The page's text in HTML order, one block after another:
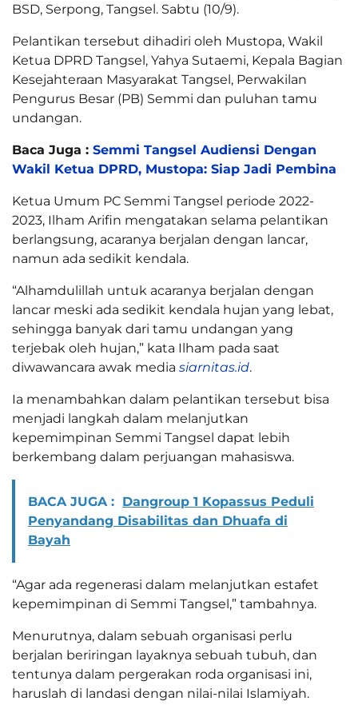
BSD, Serpong, Tangsel. Sabtu (10/9).
Pelantikan tersebut dihadiri oleh Mustopa, Wakil
Ketua DPRD Tangsel, Yahya Sutaemi, Kepala Bagian
Kesejahteraan Masyarakat Tangsel, Perwakilan
Pengurus Besar (PB) Semmi dan puluhan tamu
undangan.
Baca Juga : Semmi Tangsel Audiensi Dengan
Wakil Ketua DPRD, Mustopa: Siap Jadi Pembina
Ketua Umum PC Semmi Tangsel periode 2022-
2023, Ilham Arifin mengatakan selama pelantikan
berlangsung, acaranya berjalan dengan lancar,
namun ada sedikit kendala.
“Alhamdulillah untuk acaranya berjalan dengan
lancar meski ada sedikit kendala hujan yang lebat,
sehingga banyak dari tamu undangan yang
terjebak oleh hujan,” kata Ilham pada saat
diwawancara awak media siarnitas.id.
Ia menambahkan dalam pelantikan tersebut bisa
menjadi langkah dalam melanjutkan
kepemimpinan Semmi Tangsel dapat lebih
berkembang dalam perjuangan mahasiswa.
BACA JUGA : Dangroup 1 Kopassus Peduli
Penyandang Disabilitas dan Dhuafa di
Bayah
“Agar ada regenerasi dalam melanjutkan estafet
kepemimpinan di Semmi Tangsel,” tambahnya.
Menurutnya, dalam sebuah organisasi perlu
berjalan beriringan layaknya sebuah tubuh, dan
tentunya dalam pergerakan roda organisasi ini,
haruslah di landasi dengan nilai-nilai Islamiyah.